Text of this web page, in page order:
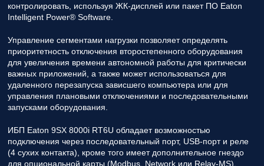
контролировать, используя ЖК-дисплей или пакет ПО Eaton
Intelligent Power® Software.
Управление сегментами нагрузки позволяет определять
приоритетность отключения второстепенного оборудования
для увеличения времени автономной работы для критически
важных приложений, а также может использоваться для
удаленного перезапуска зависшего компьютера или для
управления плановыми отключениями и последовательными
запусками оборудования.
ИБП Eaton 9SX 8000i RT6U обладает возможностью
подключения через последовательный порт, USB-порт и реле
(4 сухих контакта), кроме того имеет дополнительное гнездо
для опциональной карты (Modbus, Network или Relay-MS).